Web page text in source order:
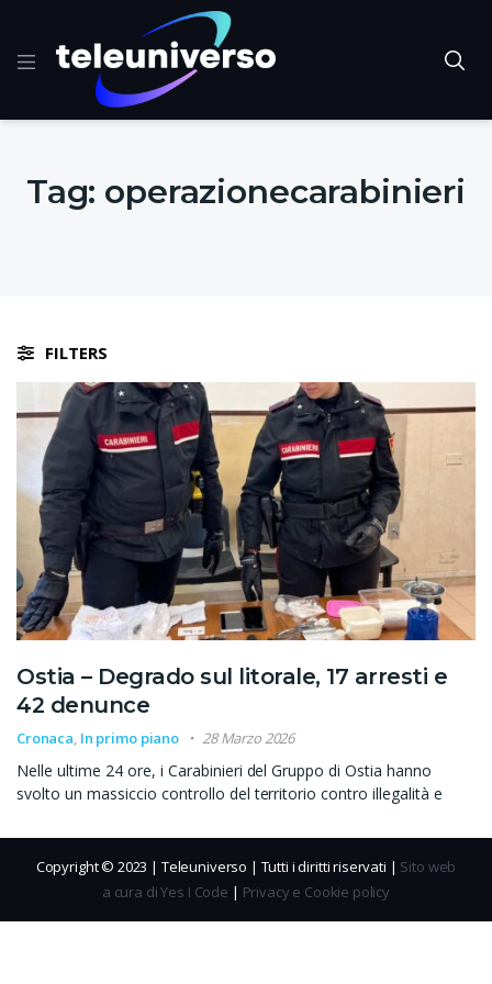
Tag: operazionecarabinieri
FILTERS
Ostia – Degrado sul litorale, 17 arresti e
42 denunce
Cronaca, In primo piano 28 Marzo 2026
Nelle ultime 24 ore, i Carabinieri del Gruppo di Ostia hanno
svolto un massiccio controllo del territorio contro illegalità e
Copyright © 2023 | Teleuniverso | Tutti i diritti riservati | Sito web
a cura di Yes I Code | Privacy e Cookie policy